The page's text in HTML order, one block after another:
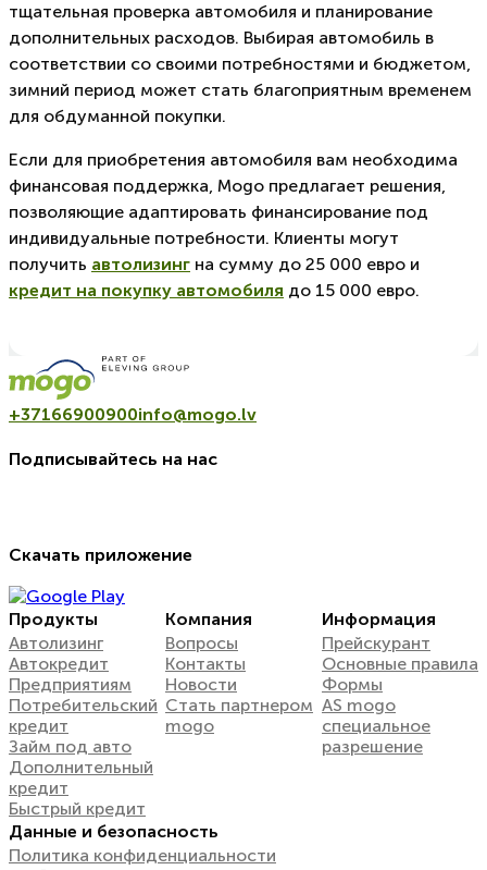
тщательная проверка автомобиля и планирование
дополнительных расходов. Выбирая автомобиль в
соответствии со своими потребностями и бюджетом,
зимний период может стать благоприятным временем
для обдуманной покупки.
Если для приобретения автомобиля вам необходима
финансовая поддержка, Mogo предлагает решения,
позволяющие адаптировать финансирование под
индивидуальные потребности. Клиенты могут
получить автолизинг на сумму до 25 000 евро и
кредит на покупку автомобиля до 15 000 евро.
+37166900900info@mogo.lv
Подписывайтесь на нас
Скачать приложение
Продукты
Автолизинг
Автокредит
Предприятиям
Потребительский
кредит
Займ под авто
Дополнительный
кредит
Быстрый кредит
Компания
Вопросы
Контакты
Новости
Стать партнером
mogo
Информация
Прейскурант
Oсновные правила
Формы
AS mogo
специальное
разрешение
Данные и безопасность
Политика конфиденциальности